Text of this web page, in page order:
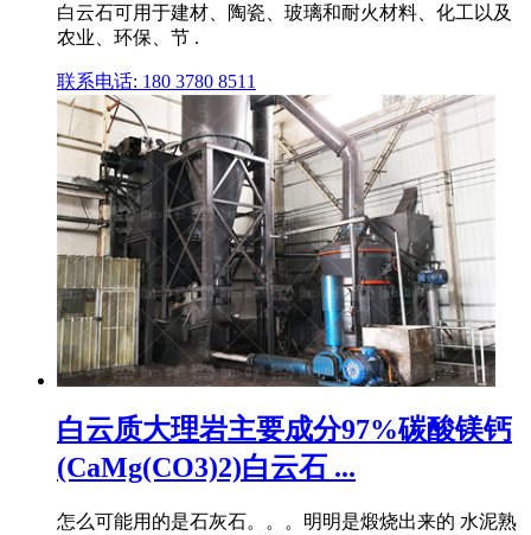
白云石可用于建材、陶瓷、玻璃和耐火材料、化工以及
农业、环保、节 .
联系电话: 180 3780 8511
白云质大理岩主要成分97%碳酸镁钙
(CaMg(CO3)2)白云石 ...
怎么可能用的是石灰石。。。明明是煅烧出来的 水泥熟